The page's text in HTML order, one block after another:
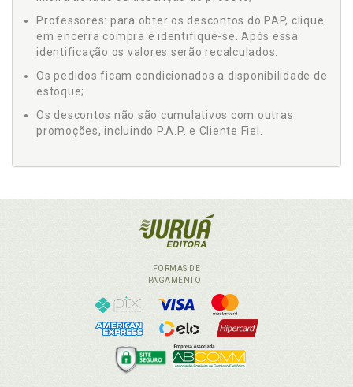
Professores: para obter os descontos do PAP, clique
em encerra compra e identifique-se. Após essa
identificação os valores serão recalculados.
Os pedidos ficam condicionados a disponibilidade de
estoque;
Os descontos não são cumulativos com outras
promoções, incluindo P.A.P. e Cliente Fiel.
FORMAS DE
PAGAMENTO